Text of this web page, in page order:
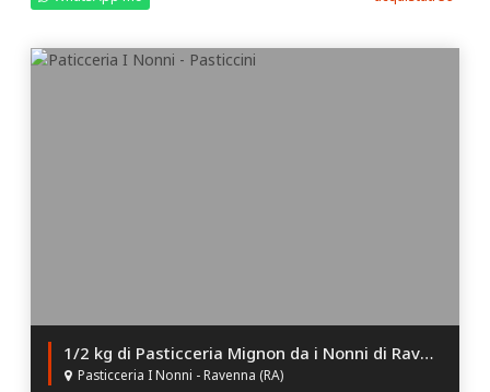
1/2 kg di Pasticceria Mignon da i Nonni di Ravenna!
Pasticceria I Nonni - Ravenna (RA)